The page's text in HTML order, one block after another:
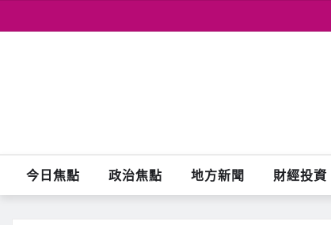
to
今日焦點 政治焦點 地方新聞 財經投資